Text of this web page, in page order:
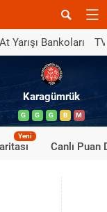
At Yarışı Bankoları
Karagümrük
G G G B M
Yeni
Canlı Puan